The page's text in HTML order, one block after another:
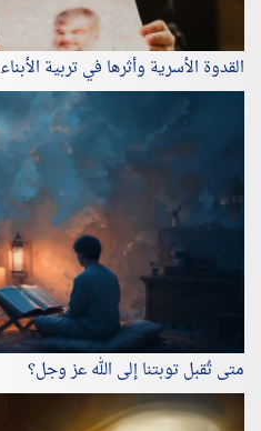
القدوة الأسرية وأثرها في تربية الأبناء
متى تُقبل توبتنا إلى الله عز وجل؟